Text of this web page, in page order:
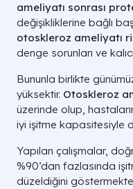
ameliyatı sonrası
değişikliklerine bağlı
otoskleroz ameliyatı
denge sorunları ve
Bununla birlikte
yüksektir. Otoskleroz
üzerinde olup,
iyi işitme kapasitesiyle
Yapılan çalışmalar,
%90’dan fazlasında
düzeldiğini